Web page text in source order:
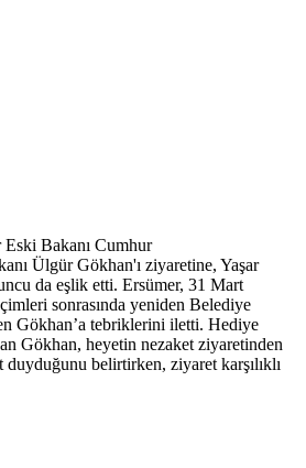
Bakanı Cumhur
Ülgür Gökhan'ı ziyaretine, Yaşar
da eşlik etti. Ersümer, 31 Mart
sonrasında yeniden Belediye
Gökhan’a tebriklerini iletti. Hediye
Gökhan, heyetin nezaket ziyaretinden
belirtirken, ziyaret karşılıklı